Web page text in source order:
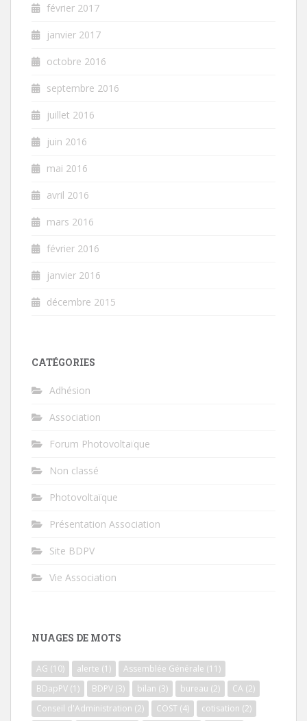
février 2017
janvier 2017
octobre 2016
septembre 2016
juillet 2016
juin 2016
mai 2016
avril 2016
mars 2016
février 2016
janvier 2016
décembre 2015
CATÉGORIES
Adhésion
Association
Forum Photovoltaïque
Non classé
Photovoltaïque
Présentation Association
Site BDPV
Vie Association
NUAGES DE MOTS
AG (10) alerte (1) Assemblée Générale (11)
BDapPV (1) BDPV (3) bilan (3) bureau (2) CA (2)
Conseil d'Administration (2) COST (4) cotisation (2)